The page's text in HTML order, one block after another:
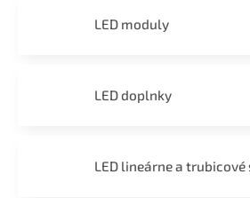
LED moduly
LED doplnky
LED lineárne a